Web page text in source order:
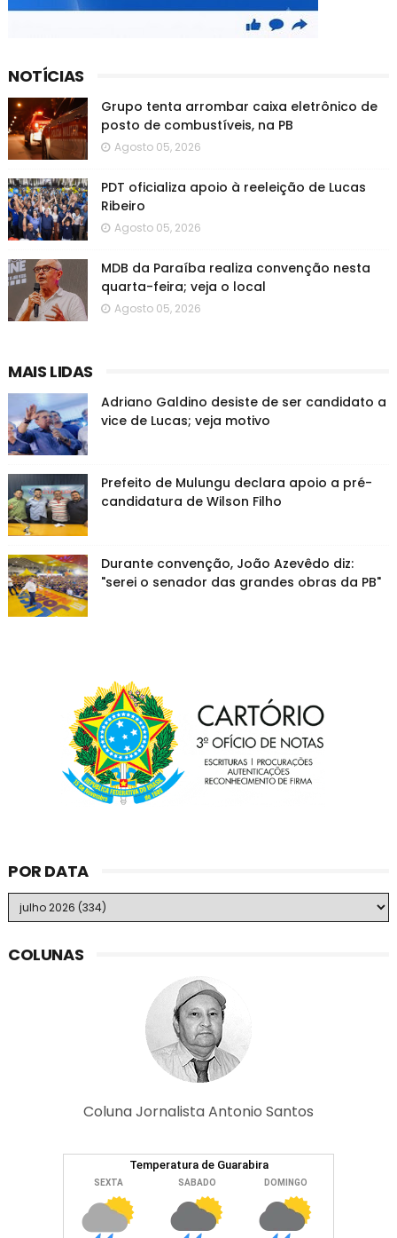
NOTÍCIAS
Grupo tenta arrombar caixa eletrônico de
posto de combustíveis, na PB
Agosto 05, 2026
PDT oficializa apoio à reeleição de Lucas
Ribeiro
Agosto 05, 2026
MDB da Paraíba realiza convenção nesta
quarta-feira; veja o local
Agosto 05, 2026
MAIS LIDAS
Adriano Galdino desiste de ser candidato a
vice de Lucas; veja motivo
Prefeito de Mulungu declara apoio a pré-
candidatura de Wilson Filho
Durante convenção, João Azevêdo diz:
"serei o senador das grandes obras da PB"
POR DATA
COLUNAS
Coluna Jornalista Antonio Santos